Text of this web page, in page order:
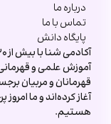
درباره ما
تماس با ما
پایگاه دانش
آموزش علمی و
قهرمانان و مربیان
آغاز کرده‌اند و ما
هستیم.